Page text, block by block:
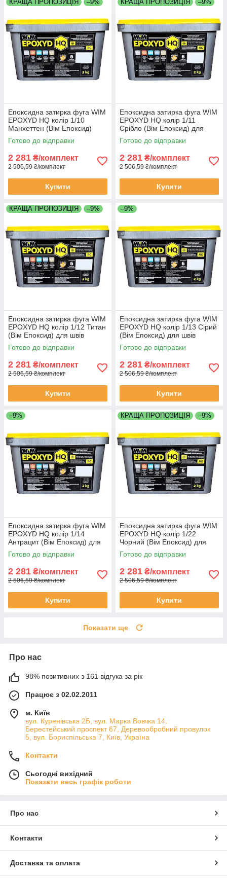
КРАЩА ПРОПОЗИЦІЯ –9%
Епоксидна затирка фуга WIM
EPOXYD HQ колір 1/10
Манхеттен (Вім Епоксид)
двокомпонентна для швів
плитки відро 2 кг
Готово до відправки
2 281 ₴/комплект
2 506,59 ₴/комплект
Купити
КРАЩА ПРОПОЗИЦІЯ –9%
Епоксидна затирка фуга WIM
EPOXYD HQ колір 1/11
Срібло (Вім Епоксид) для
швів плитки відро 2 кг
Готово до відправки
2 281 ₴/комплект
2 506,59 ₴/комплект
Купити
КРАЩА ПРОПОЗИЦІЯ –9%
Епоксидна затирка фуга WIM
EPOXYD HQ колір 1/12 Титан
(Вім Епоксид) для швів
плитки відро 2 кг
Готово до відправки
2 281 ₴/комплект
2 506,59 ₴/комплект
Купити
–9%
Епоксидна затирка фуга WIM
EPOXYD HQ колір 1/13 Сірий
(Вім Епоксид) для швів
плитки відро 2 кг
Готово до відправки
2 281 ₴/комплект
2 506,59 ₴/комплект
Купити
–9%
Епоксидна затирка фуга WIM
EPOXYD HQ колір 1/14
Антрацит (Вім Епоксид) для
швів плитки відро 2 кг
Готово до відправки
2 281 ₴/комплект
2 506,59 ₴/комплект
Купити
КРАЩА ПРОПОЗИЦІЯ –9%
Епоксидна затирка фуга WIM
EPOXYD HQ колір 1/22
Чорний (Вім Епоксид) для
швів плитки відро 2 кг
Готово до відправки
2 281 ₴/комплект
2 506,59 ₴/комплект
Купити
Показати ще
Про нас
98% позитивних з 161 відгука за рік
Працює з 02.02.2011
м. Київ
вул. Куренівська 2Б, вул. Марка Вовчка 14,
Берестейський проспект 67, Деревообробний провулок
5, вул. Бориспільська 7, Київ, Україна
Контакти
Сьогодні вихідний
Показати весь графік роботи
Про нас
Контакти
Доставка та оплата